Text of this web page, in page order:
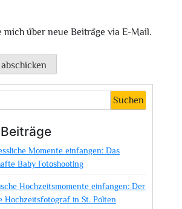
mich über neue Beiträge via E-Mail.
Suchen
Momente einfangen: Das
Baby Fotoshooting
Hochzeitsmomente einfangen: Der
Hochzeitsfotograf in St. Pölten